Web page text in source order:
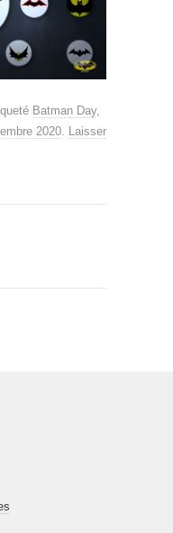
Batman Day,
2020. Laisser